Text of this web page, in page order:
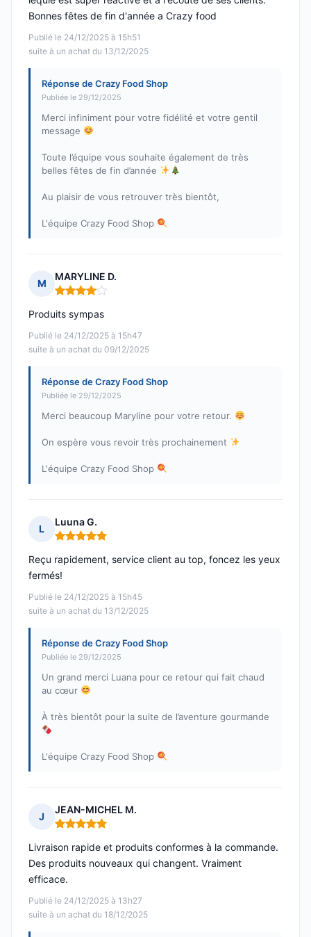
Publié le 24/12/2025 à 15h51
suite à un achat du 13/12/2025
Bonnes fêtes de fin d'année a Crazy food
Réponse de Crazy Food Shop
Publiée le 29/12/2025
Merci infiniment pour votre fidélité et votre gentil
message
Toute l’équipe vous souhaite également de très
belles fêtes de fin d’année
Au plaisir de vous retrouver très bientôt,
L'équipe Crazy Food Shop
M
MARYLINE D.
Note : 4 sur 5
Publié le 24/12/2025 à 15h47
suite à un achat du 09/12/2025
Produits sympas
Réponse de Crazy Food Shop
Publiée le 29/12/2025
Merci beaucoup Maryline pour votre retour.
On espère vous revoir très prochainement
L'équipe Crazy Food Shop
L
Luuna G.
Note : 5 sur 5
Publié le 24/12/2025 à 15h45
suite à un achat du 13/12/2025
Reçu rapidement, service client au top, foncez les yeux
fermés!
Réponse de Crazy Food Shop
Publiée le 29/12/2025
Un grand merci Luana pour ce retour qui fait chaud
au cœur
À très bientôt pour la suite de l’aventure gourmande
L'équipe Crazy Food Shop
J
JEAN-MICHEL M.
Note : 5 sur 5
Publié le 24/12/2025 à 13h27
suite à un achat du 18/12/2025
Livraison rapide et produits conformes à la commande.
Des produits nouveaux qui changent. Vraiment
efficace.